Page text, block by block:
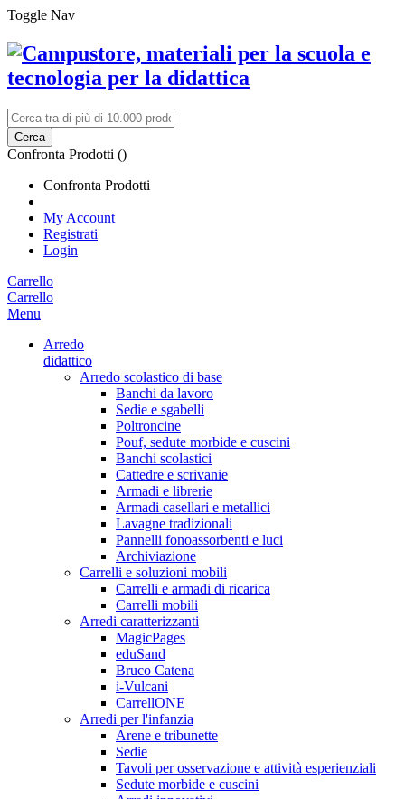
Toggle Nav
Cerca
Confronta Prodotti ()
Confronta Prodotti
My Account
Registrati
Login
Carrello
Carrello
Menu
Arredo
didattico
Arredo scolastico di base
Banchi da lavoro
Sedie e sgabelli
Poltroncine
Pouf, sedute morbide e cuscini
Banchi scolastici
Cattedre e scrivanie
Armadi e librerie
Armadi casellari e metallici
Lavagne tradizionali
Pannelli fonoassorbenti e luci
Archiviazione
Carrelli e soluzioni mobili
Carrelli e armadi di ricarica
Carrelli mobili
Arredi caratterizzanti
MagicPages
eduSand
Bruco Catena
i-Vulcani
CarrellONE
Arredi per l'infanzia
Arene e tribunette
Sedie
Tavoli per osservazione e attività esperienziali
Sedute morbide e cuscini